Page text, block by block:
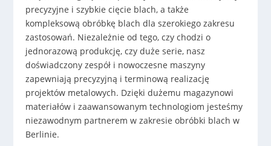
precyzyjne i szybkie cięcie blach, a także
kompleksową obróbkę blach dla szerokiego zakresu
zastosowań. Niezależnie od tego, czy chodzi o
jednorazową produkcję, czy duże serie, nasz
doświadczony zespół i nowoczesne maszyny
zapewniają precyzyjną i terminową realizację
projektów metalowych. Dzięki dużemu magazynowi
materiałów i zaawansowanym technologiom jesteśmy
niezawodnym partnerem w zakresie obróbki blach w
Berlinie.